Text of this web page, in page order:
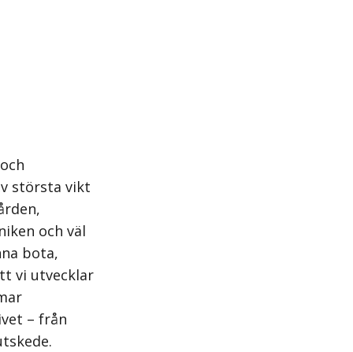
största vikt
och väl
bota,
vi utvecklar
– från